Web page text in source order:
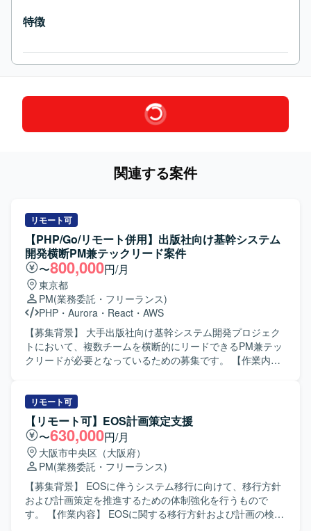
特徴
関連する案件
リモート可
【PHP/Go/リモート併用】出版社向け基幹システム
開発横断PM兼テックリード案件
〜800,000円/月
東京都
PM(業務委託・フリーランス)
PHP ・ Aurora ・ React ・ AWS
【募集背景】 大手出版社向け基幹システム開発プロジェク
トにおいて、複数チームを横断的にリードできるPM兼テッ
クリードが必要となっているための募集です。 【作業内
いただきます。 コードレビューを含む技術的な品質管理を
行っていただきます。 テストシナリオの策定・管理を実施
していただきます。 【求める人物像】 技術とマネジメント
の両面からプロジェクトをリードできる方を求めていま
す。 複数チームと円滑にコミュニケーションを取りなが
ら、課題解決に主体的に取り組める方を歓迎いたします。
【ポジションの魅力】 大規模な基幹システム開発におい
て、3チームを横断するPM兼テックリードとして上流から
品質管理まで一貫して関わることができます。 PHPやGoを
リモート可
【リモート可】EOS計画策定支援
〜630,000円/月
大阪市中央区（大阪府）
PM(業務委託・フリーランス)
【募集背景】 EOSに伴うシステム移行に向けて、移行方針
および計画策定を推進するための体制強化を行うもので
す。 【作業内容】 EOSに関する移行方針および計画の検討